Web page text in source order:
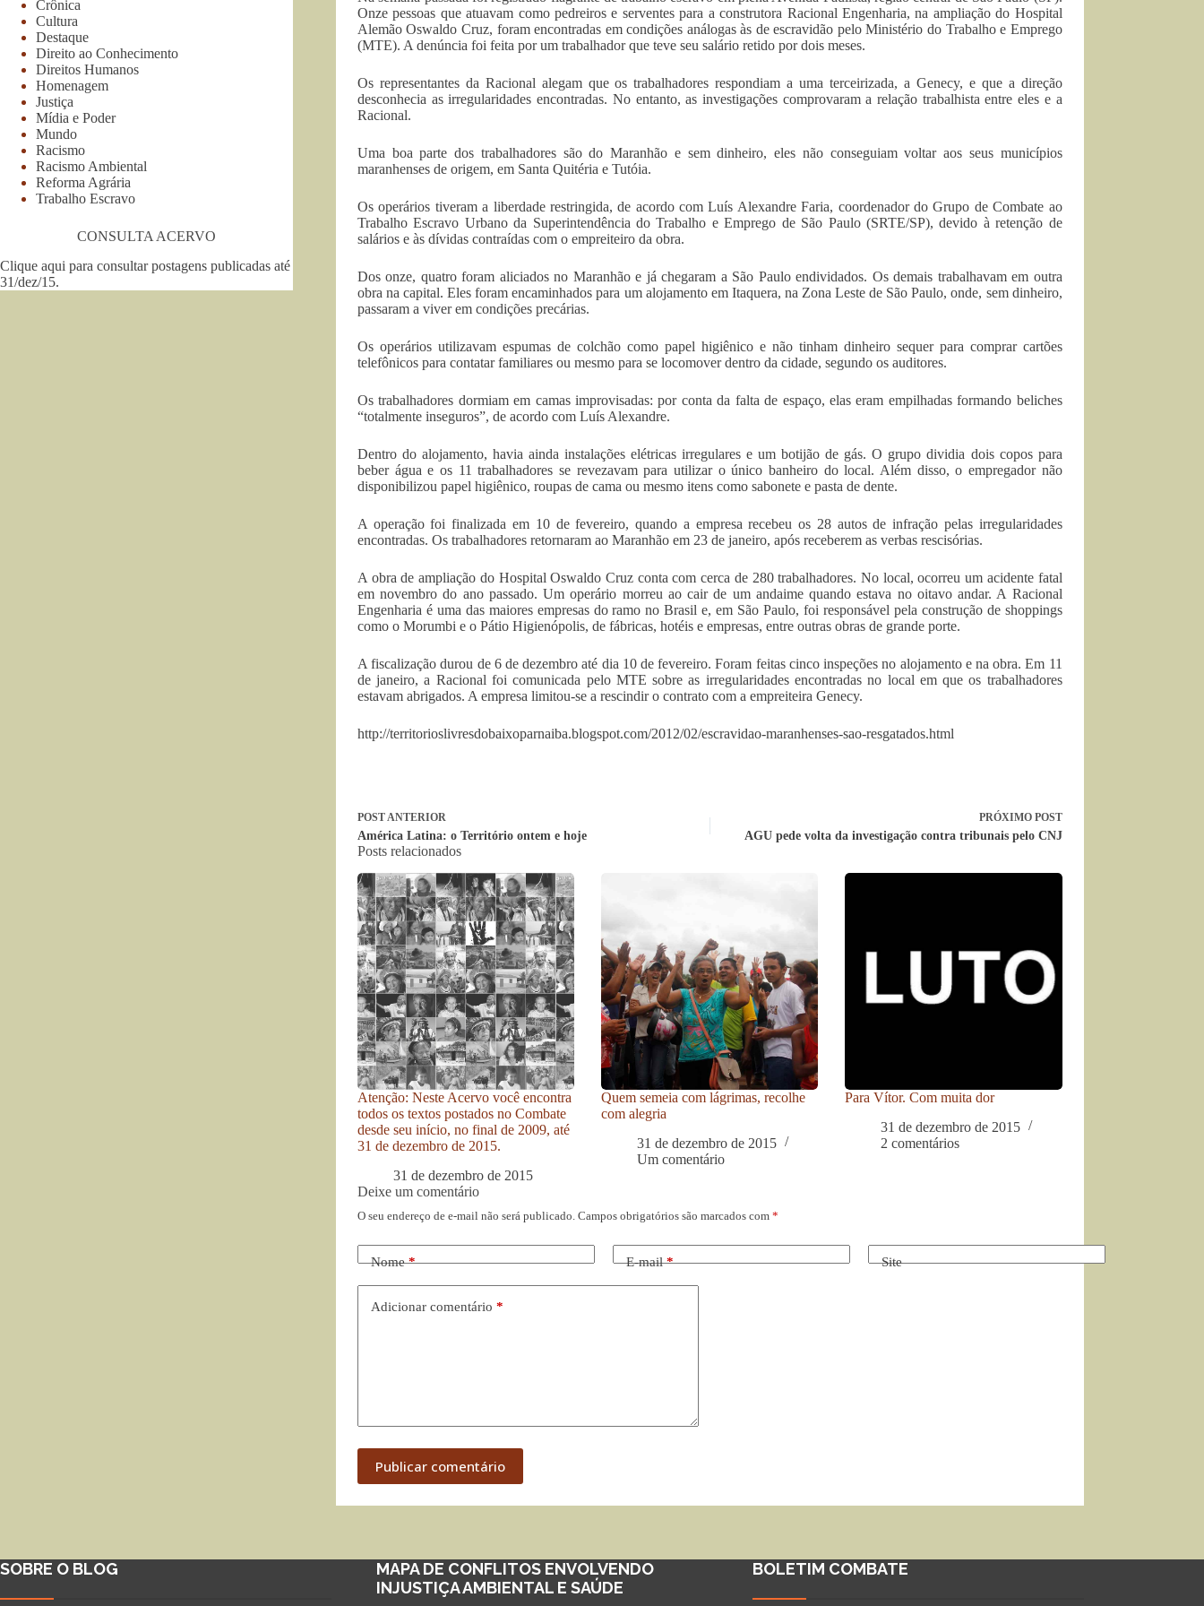
Onze pessoas que atuavam como pedreiros e serventes para a construtora Racional Engenharia, na ampliação do Hospital
Alemão Oswaldo Cruz, foram encontradas em condições análogas às de escravidão pelo Ministério do Trabalho e Emprego
(MTE). A denúncia foi feita por um trabalhador que teve seu salário retido por dois meses.
Os representantes da Racional alegam que os trabalhadores respondiam a uma terceirizada, a Genecy, e que a direção
desconhecia as irregularidades encontradas. No entanto, as investigações comprovaram a relação trabalhista entre eles e a
Racional.
Uma boa parte dos trabalhadores são do Maranhão e sem dinheiro, eles não conseguiam voltar aos seus municípios
maranhenses de origem, em Santa Quitéria e Tutóia.
Os operários tiveram a liberdade restringida, de acordo com Luís Alexandre Faria, coordenador do Grupo de Combate ao
Trabalho Escravo Urbano da Superintendência do Trabalho e Emprego de São Paulo (SRTE/SP), devido à retenção de
salários e às dívidas contraídas com o empreiteiro da obra.
Dos onze, quatro foram aliciados no Maranhão e já chegaram a São Paulo endividados. Os demais trabalhavam em outra
obra na capital. Eles foram encaminhados para um alojamento em Itaquera, na Zona Leste de São Paulo, onde, sem dinheiro,
passaram a viver em condições precárias.
Os operários utilizavam espumas de colchão como papel higiênico e não tinham dinheiro sequer para comprar cartões
telefônicos para contatar familiares ou mesmo para se locomover dentro da cidade, segundo os auditores.
Os trabalhadores dormiam em camas improvisadas: por conta da falta de espaço, elas eram empilhadas formando beliches
“totalmente inseguros”, de acordo com Luís Alexandre.
Dentro do alojamento, havia ainda instalações elétricas irregulares e um botijão de gás. O grupo dividia dois copos para
beber água e os 11 trabalhadores se revezavam para utilizar o único banheiro do local. Além disso, o empregador não
disponibilizou papel higiênico, roupas de cama ou mesmo itens como sabonete e pasta de dente.
A operação foi finalizada em 10 de fevereiro, quando a empresa recebeu os 28 autos de infração pelas irregularidades
encontradas. Os trabalhadores retornaram ao Maranhão em 23 de janeiro, após receberem as verbas rescisórias.
A obra de ampliação do Hospital Oswaldo Cruz conta com cerca de 280 trabalhadores. No local, ocorreu um acidente fatal
em novembro do ano passado. Um operário morreu ao cair de um andaime quando estava no oitavo andar. A Racional
Engenharia é uma das maiores empresas do ramo no Brasil e, em São Paulo, foi responsável pela construção de shoppings
como o Morumbi e o Pátio Higienópolis, de fábricas, hotéis e empresas, entre outras obras de grande porte.
A fiscalização durou de 6 de dezembro até dia 10 de fevereiro. Foram feitas cinco inspeções no alojamento e na obra. Em 11
de janeiro, a Racional foi comunicada pelo MTE sobre as irregularidades encontradas no local em que os trabalhadores
estavam abrigados. A empresa limitou-se a rescindir o contrato com a empreiteira Genecy.
http://territorioslivresdobaixoparnaiba.blogspot.com/2012/02/escravidao-maranhenses-sao-resgatados.html
POSTANTERIOR
América Latina: o Território ontem e hoje
PRÓXIMO POST
AGU pede volta da investigação contra tribunais pelo CNJ
Posts relacionados
Atenção: Neste Acervo você encontra
todos os textos postados no Combate
desde seu início, no final de 2009, até
31 de dezembro de 2015.
31 de dezembro de 2015
Quem semeia com lágrimas, recolhe
com alegria
31 de dezembro de 2015
Um comentário
Para Vítor. Com muita dor
31 de dezembro de 2015
2 comentários
Deixe um comentário
O seu endereço de e-mail não será publicado. Campos obrigatórios são marcados com *
Nome* E-mail* Site
Adicionar comentário *
Publicar comentário
Crônica
Cultura
Destaque
Direito ao Conhecimento
Direitos Humanos
Homenagem
Justiça
Mídia e Poder
Mundo
Racismo
Racismo Ambiental
Reforma Agrária
Trabalho Escravo
CONSULTA ACERVO
Clique aqui para consultar postagens publicadas até
31/dez/15.
SOBRE O BLOG
MAPA DE CONFLITOS ENVOLVENDO
INJUSTIÇA AMBIENTAL E SAÚDE
BOLETIM COMBATE